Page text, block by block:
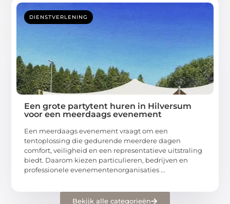
DIENSTVERLENING
Een grote partytent huren in Hilversum
voor een meerdaags evenement
tentoplossing die gedurende meerdere dagen
comfort, veiligheid en een representatieve uitstraling
biedt. Daarom kiezen particulieren, bedrijven en
professionele evenementenorganisaties ...